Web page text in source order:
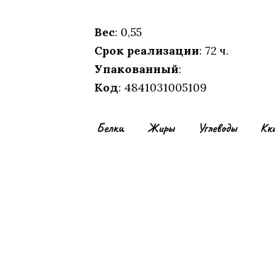
Вес: 0,55
Срок реализации: 72 ч.
Упакованный:
Код: 4841031005109
Белки Жиры Углеводы